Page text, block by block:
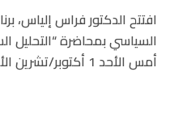
T
E
D
افتتح الدكتور فراس إلياس،
السياسي بمحاضرة “التحليل
أمس الأحد 1 أكتوبر/تشرين الأول.